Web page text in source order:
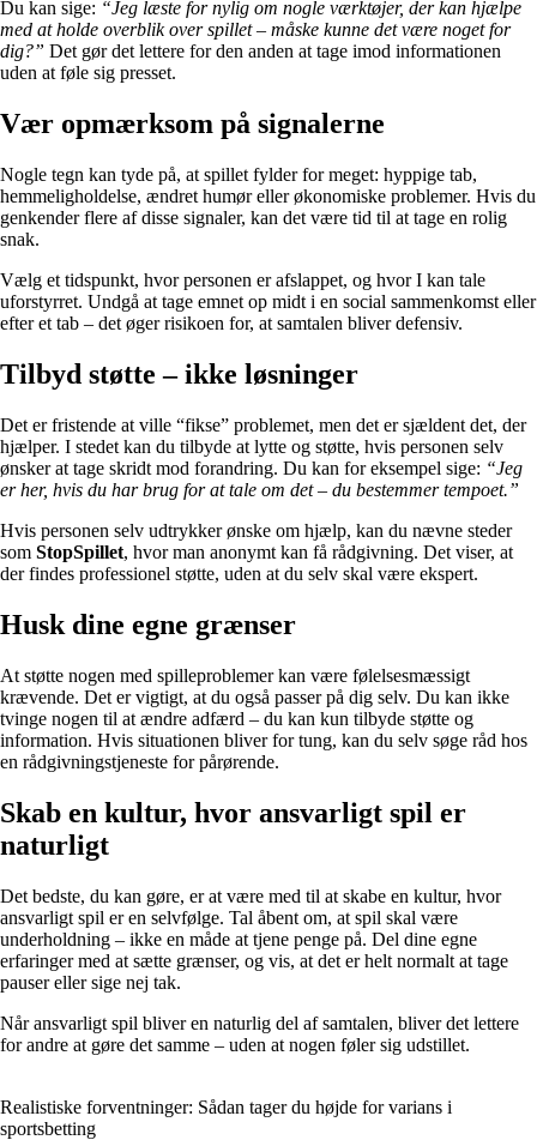
Du kan sige: “Jeg læste for nylig om nogle værktøjer, der kan hjælpe
med at holde overblik over spillet – måske kunne det være noget for
dig?” Det gør det lettere for den anden at tage imod informationen
uden at føle sig presset.
Vær opmærksom på signalerne
Nogle tegn kan tyde på, at spillet fylder for meget: hyppige tab,
hemmeligholdelse, ændret humør eller økonomiske problemer. Hvis du
genkender flere af disse signaler, kan det være tid til at tage en rolig
snak.
Vælg et tidspunkt, hvor personen er afslappet, og hvor I kan tale
uforstyrret. Undgå at tage emnet op midt i en social sammenkomst eller
efter et tab – det øger risikoen for, at samtalen bliver defensiv.
Tilbyd støtte – ikke løsninger
Det er fristende at ville “fikse” problemet, men det er sjældent det, der
hjælper. I stedet kan du tilbyde at lytte og støtte, hvis personen selv
ønsker at tage skridt mod forandring. Du kan for eksempel sige: “Jeg
er her, hvis du har brug for at tale om det – du bestemmer tempoet.”
Hvis personen selv udtrykker ønske om hjælp, kan du nævne steder
som StopSpillet, hvor man anonymt kan få rådgivning. Det viser, at
der findes professionel støtte, uden at du selv skal være ekspert.
Husk dine egne grænser
At støtte nogen med spilleproblemer kan være følelsesmæssigt
krævende. Det er vigtigt, at du også passer på dig selv. Du kan ikke
tvinge nogen til at ændre adfærd – du kan kun tilbyde støtte og
information. Hvis situationen bliver for tung, kan du selv søge råd hos
en rådgivningstjeneste for pårørende.
Skab en kultur, hvor ansvarligt spil er
naturligt
Det bedste, du kan gøre, er at være med til at skabe en kultur, hvor
ansvarligt spil er en selvfølge. Tal åbent om, at spil skal være
underholdning – ikke en måde at tjene penge på. Del dine egne
erfaringer med at sætte grænser, og vis, at det er helt normalt at tage
pauser eller sige nej tak.
Når ansvarligt spil bliver en naturlig del af samtalen, bliver det lettere
for andre at gøre det samme – uden at nogen føler sig udstillet.
Realistiske forventninger: Sådan tager du højde for varians i
sportsbetting